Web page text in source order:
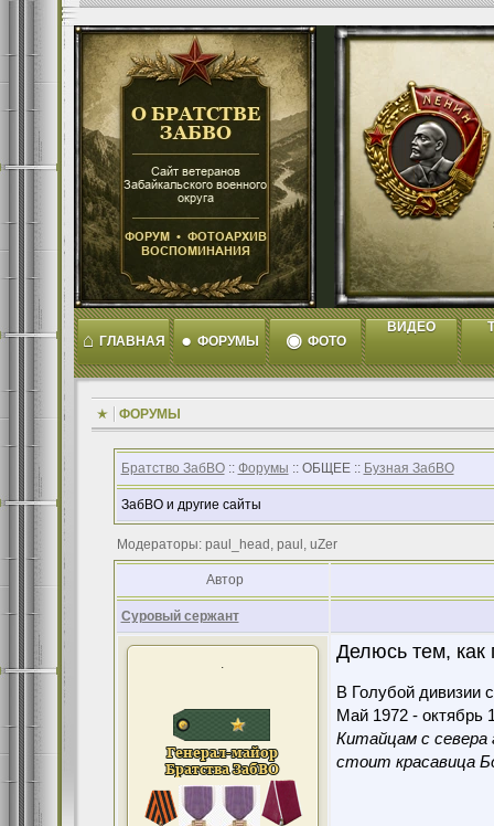
⌂ ГЛАВНАЯ ● ФОРУМЫ ◉ ФОТО
ВИДЕО
ФОРУМЫ
Братство ЗабВО:: Форумы :: ОБЩЕЕ :: Бузная ЗабВО
ЗабВО и другие сайты
Модераторы: paul_head, paul, uZer
Автор
Суровый сержант
.
Делюсь тем, как
В Голубой дивизии
Май 1972 - октябрь
Китайцам с севера
стоит красавица